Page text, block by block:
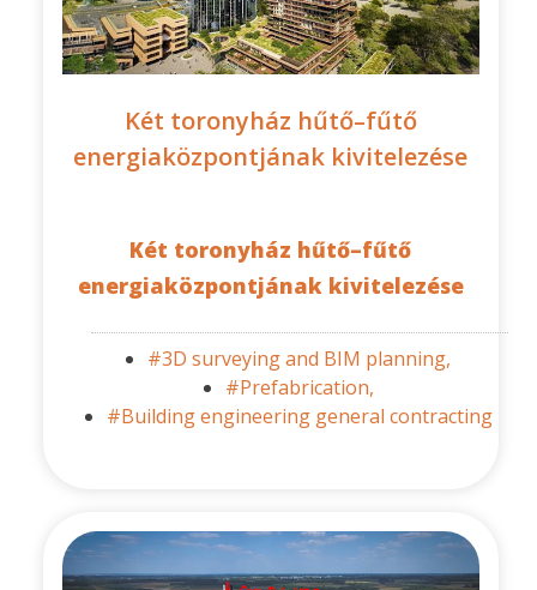
Két toronyház hűtő–fűtő
energiaközpontjának kivitelezése
Két toronyház hűtő–fűtő
energiaközpontjának kivitelezése
#3D surveying and BIM planning,
#Prefabrication,
#Building engineering general contracting